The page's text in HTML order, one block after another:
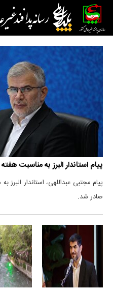
پیام استاندار البرز به مناسبت
پیام مجتبی عبداللهی، استاندار
صادر شد.